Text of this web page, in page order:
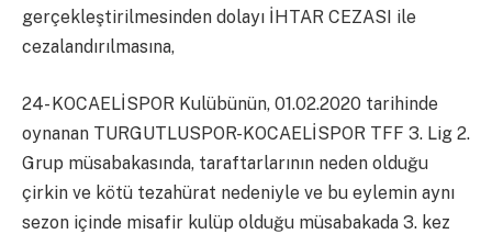
gerçekleştirilmesinden dolayı İHTAR CEZASI ile
cezalandırılmasına,
24- KOCAELİSPOR Kulübünün, 01.02.2020 tarihinde
oynanan TURGUTLUSPOR-KOCAELİSPOR TFF 3. Lig 2.
Grup müsabakasında, taraftarlarının neden olduğu
çirkin ve kötü tezahürat nedeniyle ve bu eylemin aynı
sezon içinde misafir kulüp olduğu müsabakada 3. kez